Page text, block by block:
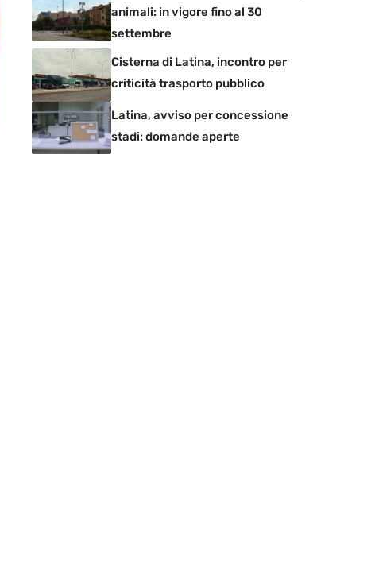
animali: in vigore fino al 30
settembre
Cisterna di Latina, incontro per
criticità trasporto pubblico
Latina, avviso per concessione
stadi: domande aperte